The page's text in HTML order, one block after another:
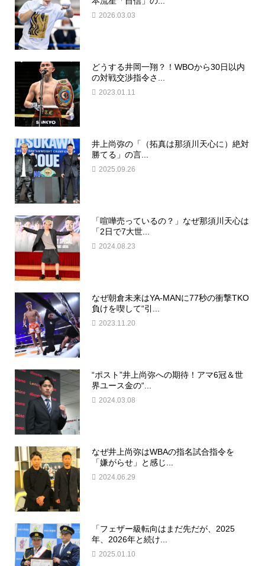
2026.03.03
どうする井岡一翔？！WBOから30日以内
の対戦交渉指令さ...
2023.01.11
井上尚弥の「（拓真は那須川天心に）絶対
勝てる」の言...
2025.09.26
「喧嘩売っているの？」なぜ那須川天心は
「2日で7大世...
2024.08.23
なぜ朝倉未来はYA-MANに77秒の衝撃TKO
負けを喫して“引...
2023.11.20
“ポスト”井上尚弥への期待！アマ6冠＆世
界ユース金の“...
2024.03.08
なぜ井上尚弥はWBAの指名試合指令を
「嫌がらせ」と感じ...
2024.06.29
「フェザー級転向はまだ先だが、2025
年、2026年と続け...
2025.01.10